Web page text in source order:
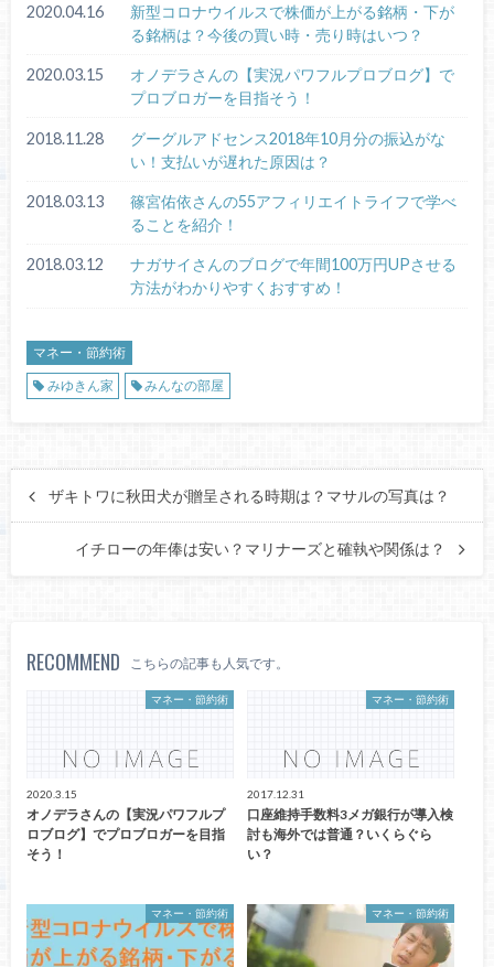
2020.04.16
新型コロナウイルスで株価が上がる銘柄・下が
る銘柄は？今後の買い時・売り時はいつ？
2020.03.15
オノデラさんの【実況パワフルプロブログ】で
プロブロガーを目指そう！
2018.11.28
グーグルアドセンス2018年10月分の振込がな
い！支払いが遅れた原因は？
2018.03.13
篠宮佑依さんの55アフィリエイトライフで学べ
ることを紹介！
2018.03.12
ナガサイさんのブログで年間100万円UPさせる
方法がわかりやすくおすすめ！
マネー・節約術
みゆきん家
みんなの部屋
ザキトワに秋田犬が贈呈される時期は？マサルの写真は？
イチローの年俸は安い？マリナーズと確執や関係は？
RECOMMEND こちらの記事も人気です。
マネー・節約術
2020.3.15
オノデラさんの【実況パワフルプ
ロブログ】でプロブロガーを目指
そう！
マネー・節約術
2017.12.31
口座維持手数料3メガ銀行が導入検
討も海外では普通？いくらぐら
い？
マネー・節約術 マネー・節約術